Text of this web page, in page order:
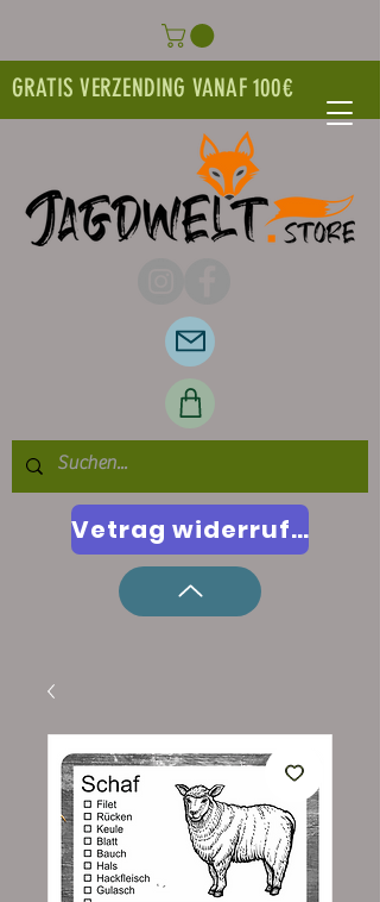
GRATIS VERZENDING VANAF 100€
Vetrag widerrufen